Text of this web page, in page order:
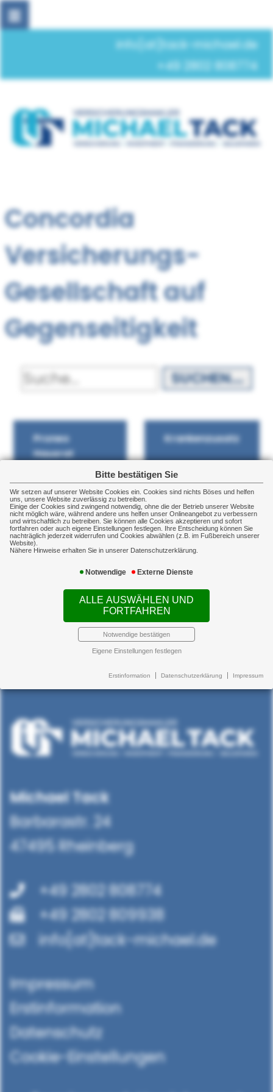
Bitte bestätigen Sie
Wir setzen auf unserer Website Cookies ein. Cookies sind nichts Böses und helfen
uns, unsere Website zuverlässig zu betreiben.
Einige der Cookies sind zwingend notwendig, ohne die der Betrieb unserer Website
nicht möglich wäre, während andere uns helfen unser Onlineangebot zu verbessern
und wirtschaftlich zu betreiben. Sie können alle Cookies akzeptieren und sofort
fortfahren oder auch eigene Einstellungen festlegen. Ihre Entscheidung können Sie
nachträglich jederzeit widerrufen und Cookies abwählen (z.B. im Fußbereich unserer
Website).
Nähere Hinweise erhalten Sie in unserer Datenschutzerklärung.
Notwendige Externe Dienste
ALLE AUSWÄHLEN UND
FORTFAHREN
Notwendige bestätigen
Eigene Einstellungen festlegen
Erstinformation Datenschutzerklärung Impressum
info[at]tack-michael.de
+49 2802 808774
Concordia
Versicherungs-
Gesellschaft auf
Gegenseitigkeit
SUCHEN...
Proneo
Hausrat
Krankenzusatz
Rechtsschutz
privat
Gewerbe
Michael Tack
Barbarastr. 24
47495 Rheinberg
+49 2802 808774
+49 2802 809938
info[at]tack-michael.de
Impressum
Erstinformation
Datenschutz
Cookie-Einstellungen